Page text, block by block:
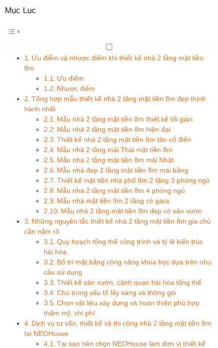
Mục Lục
Ưu điểm và nhược điểm khi thiết kế nhà 2 tầng mặt tiền
8m
Ưu điểm
Nhược điểm
Tổng hợp mẫu thiết kế nhà 2 tầng mặt tiền 8m đẹp thịnh
hành nhất
Mẫu nhà 2 tầng mặt tiền 8m thiết kế tối giản
Mẫu nhà 2 tầng mặt tiền 8m hiện đại
Thiết kế nhà 2 tầng mặt tiền 8m tân cổ điển
Mẫu nhà 2 tầng mái Thái mặt tiền 8m
Mẫu nhà 2 tầng mặt tiền 8m mái Nhật
Mẫu nhà đẹp 2 tầng mặt tiền 8m mái bằng
Thiết kế mặt tiền nhà phố 8m 2 tầng 3 phòng ngủ
Mẫu nhà 2 tầng mặt tiền 8m 4 phòng ngủ
Mẫu nhà mặt tiền 8m 2 tầng có gara
Mẫu nhà 2 tầng mặt tiền 8m đẹp có sân vườn
Những nguyên tắc thiết kế nhà 2 tầng mặt tiền 8m gia chủ
cần nắm rõ
Quy hoạch tổng thể công trình và tỷ lệ kiến trúc
hài hòa
Bố trí mặt bằng công năng khoa học dựa trên nhu
cầu sử dụng
Thiết kế sân vườn, cảnh quan hài hòa tổng thể
Chú trọng yếu tố lấy sáng và thông gió
Chọn vật liệu xây dựng và hoàn thiện phù hợp
thẩm mỹ, chi phí
Dịch vụ tư vấn, thiết kế và thi công nhà 2 tầng mặt tiền 8m
tại NEOHouse
Tại sao nên chọn NEOHouse làm đơn vị thiết kế